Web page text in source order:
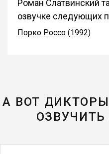
Роман Слатвинский
озвучке следующих
Порко Россо (1992)
А ВОТ